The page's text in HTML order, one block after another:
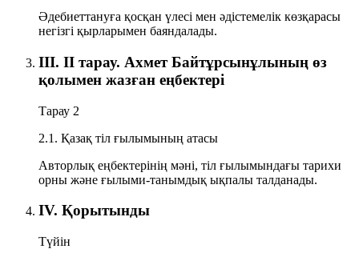
Әдебиеттануға қосқан үлесі мен әдістемелік көзқарасы
негізгі қырларымен баяндалады.
ІІІ. ІІ тарау. Ахмет Байтұрсынұлының өз
қолымен жазған еңбектері
Тарау 2
2.1. Қазақ тіл ғылымының атасы
Авторлық еңбектерінің мәні, тіл ғылымындағы тарихи
орны және ғылыми-танымдық ықпалы талданады.
IV. Қорытынды
Түйін